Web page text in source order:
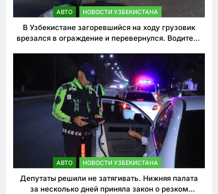
АВТО НОВОСТИ УЗБЕКИСТАНА
В Узбекистане загоревшийся на ходу грузовик
врезался в ограждение и перевернулся. Водитель
АВТО НОВОСТИ УЗБЕКИСТАНА
Депутаты решили не затягивать. Нижняя палата
за несколько дней приняла закон о резком